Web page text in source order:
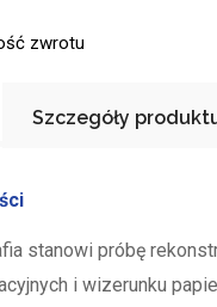
zwrotu
Szczegóły
stanowi próbę
i wizerunku